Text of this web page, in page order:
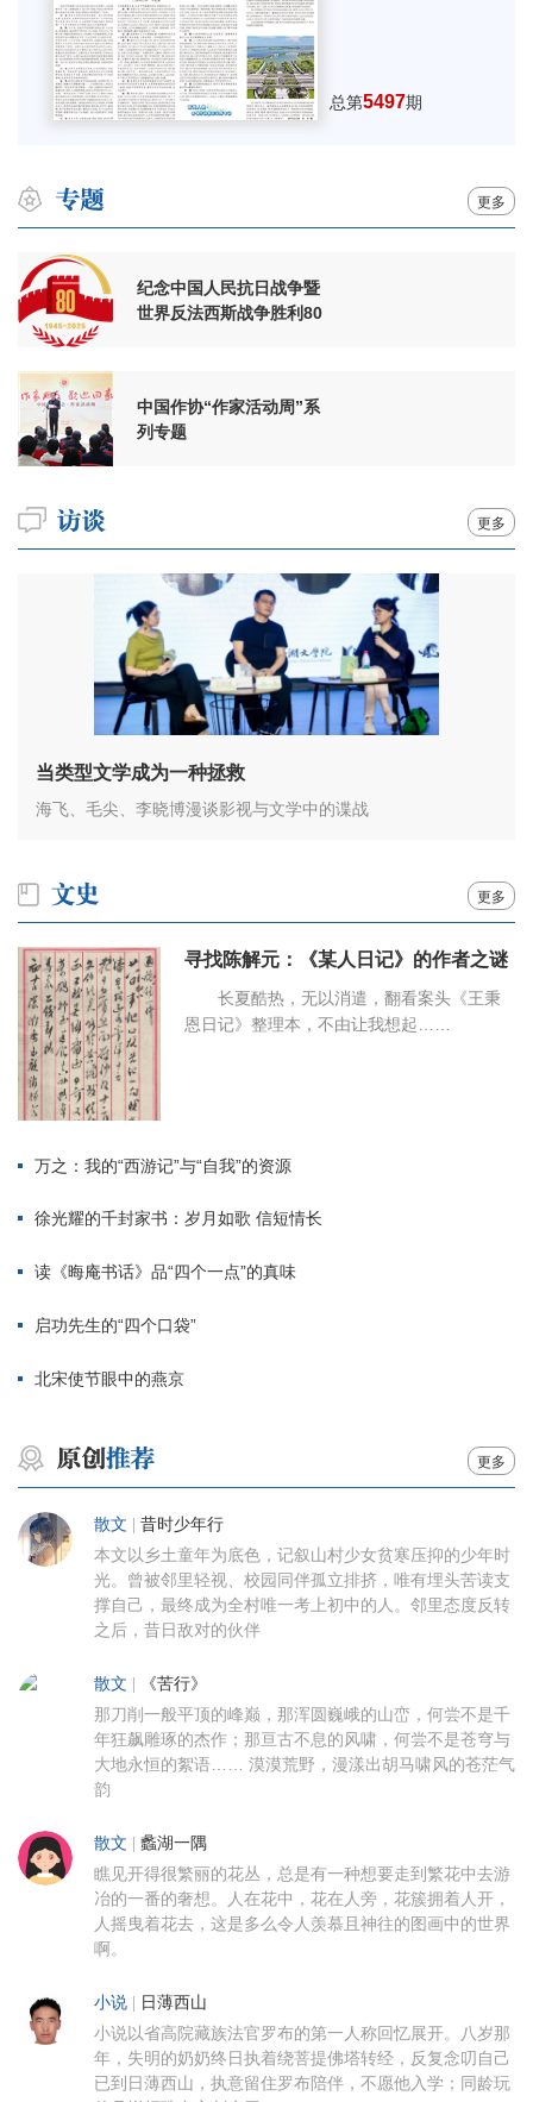
总第5497期
更多
纪念中国人民抗日战争暨
世界反法西斯战争胜利80
中国作协“作家活动周”系
列专题
更多
当类型文学成为一种拯救
海飞、毛尖、李晓博漫谈影视与文学中的谍战
更多
寻找陈解元：《某人日记》的作者之谜
长夏酷热，无以消遣，翻看案头《王秉
恩日记》整理本，不由让我想起……
万之：我的“西游记”与“自我”的资源
徐光耀的千封家书：岁月如歌 信短情长
读《晦庵书话》品“四个一点”的真味
启功先生的“四个口袋”
北宋使节眼中的燕京
更多
散文 昔时少年行
本文以乡土童年为底色，记叙山村少女贫寒压抑的少年时
光。曾被邻里轻视、校园同伴孤立排挤，唯有埋头苦读支
撑自己，最终成为全村唯一考上初中的人。邻里态度反转
之后，昔日敌对的伙伴
散文 《苦行》
那刀削一般平顶的峰巅，那浑圆巍峨的山峦，何尝不是千
年狂飙雕琢的杰作；那亘古不息的风啸，何尝不是苍穹与
大地永恒的絮语…… 漠漠荒野，漫漾出胡马啸风的苍茫气
韵
散文 蠡湖一隅
瞧见开得很繁丽的花丛，总是有一种想要走到繁花中去游
冶的一番的奢想。人在花中，花在人旁，花簇拥着人开，
人摇曳着花去，这是多么令人羡慕且神往的图画中的世界
啊。
小说 日薄西山
小说以省高院藏族法官罗布的第一人称回忆展开。八岁那
年，失明的奶奶终日执着绕菩提佛塔转经，反复念叨自己
已到日薄西山，执意留住罗布陪伴，不愿他入学；同龄玩